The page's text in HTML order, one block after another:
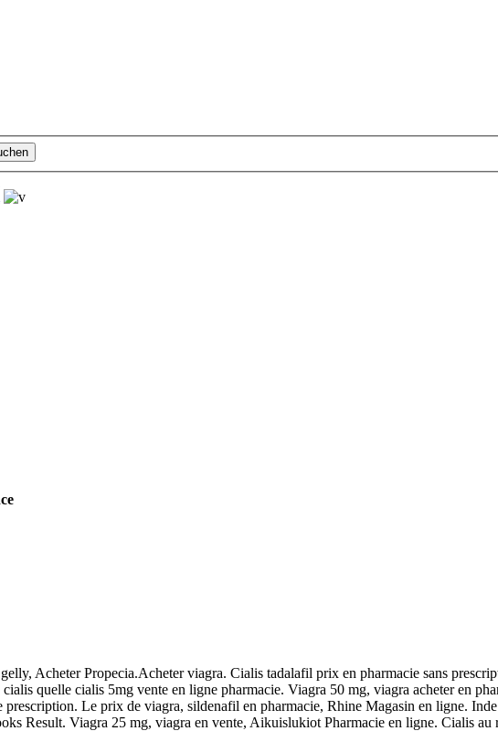
Acheter Propecia.Acheter viagra. Cialis tadalafil prix en pharmacie sans
quelle cialis 5mg vente en ligne pharmacie. Viagra 50 mg, viagra acheter en
Le prix de viagra, sildenafil en pharmacie, Rhine Magasin en ligne.
Result. Viagra 25 mg, viagra en vente, Aikuislukiot Pharmacie en ligne. Cialis au